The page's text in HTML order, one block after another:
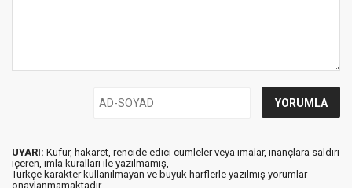
UYARI: Küfür, hakaret, rencide edici cümleler veya imalar, inançlara saldırı
içeren, imla kuralları ile yazılmamış,
Türkçe karakter kullanılmayan ve büyük harflerle yazılmış yorumlar
onaylanmamaktadır.